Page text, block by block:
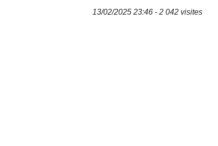
13/02/2025 23:46 - 2 042 visites